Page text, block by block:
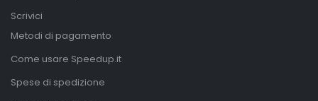
Scrivici
Metodi di pagamento
Come usare Speedup.it
Spese di spedizione